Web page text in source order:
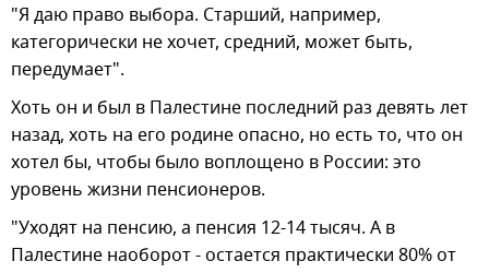
"Я даю право выбора. Старший, например,
категорически не хочет, средний, может быть,
передумает".
Хоть он и был в Палестине последний раз девять лет
назад, хоть на его родине опасно, но есть то, что он
хотел бы, чтобы было воплощено в России: это
уровень жизни пенсионеров.
"Уходят на пенсию, а пенсия 12-14 тысяч. А в
Палестине наоборот - остается практически 80% от